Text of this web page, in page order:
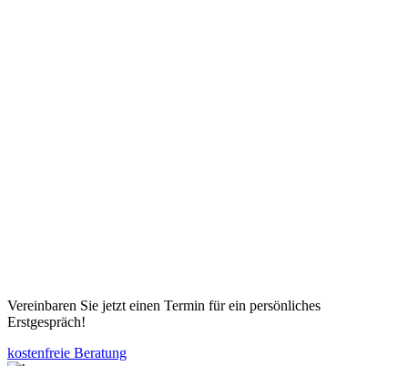
Vereinbaren Sie jetzt einen Termin für ein persönliches
Erstgespräch!
kostenfreie Beratung